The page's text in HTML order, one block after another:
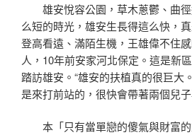
雄安悅容公園，草木蔥鬱、曲
么短的時光，雄安生長得這么快，
登高看遠、滿陌生機，王雄偉不住
人，10年前安家河北保定。這是新
踏訪雄安。“雄安的扶植真的很巨大
是來打前站的，很快會帶著兩個兒
本「只有當單戀的傻氣與財富